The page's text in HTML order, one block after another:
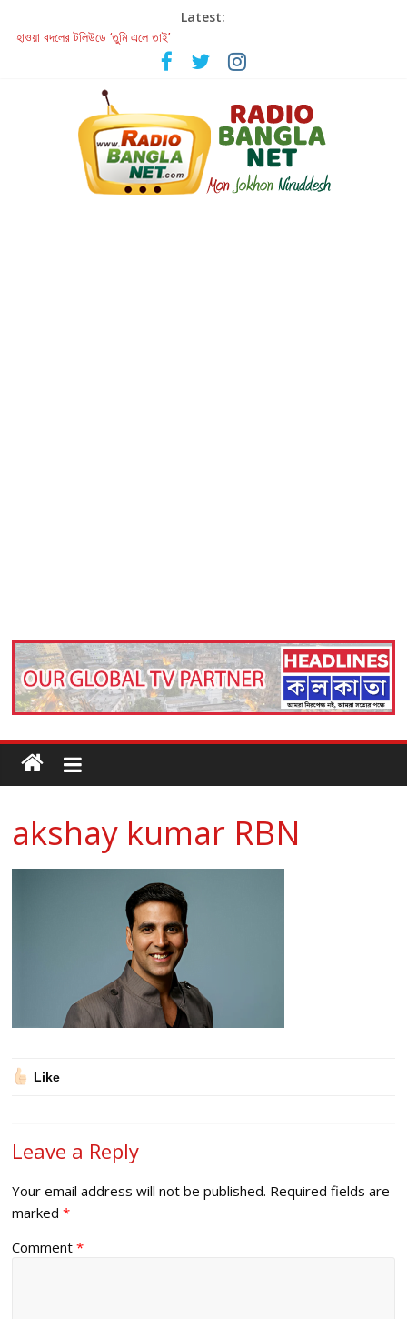
Latest:
হাওয়া বদলের টলিউডে ‘তুমি এলে তাই’
রবীন্দ্রনাথ ও গুলজারের সৃষ্টির মেলবন্ধনে মুগ্ধ করল ‘দুই তারার দোতারা’
কলের গান থেকে রীলস্ — বাঙালির গান শোনার বিবর্তনের গল্প
জগন্নাথমঙ্গলম্ — বাংলায় প্রথমবার মঞ্চে এবার রথযাত্রার উদযাপন
Retribution: A Thought-Provoking Short Film That Challenges
Our Understanding of Justice
akshay kumar RBN
Like
Leave a Reply
Your email address will not be published. Required fields are
marked*
Comment*